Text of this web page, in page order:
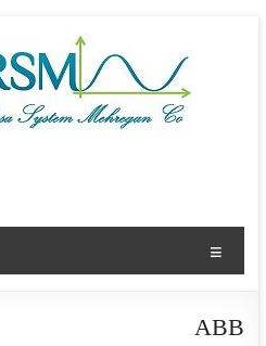
System
Mehregan
ABB